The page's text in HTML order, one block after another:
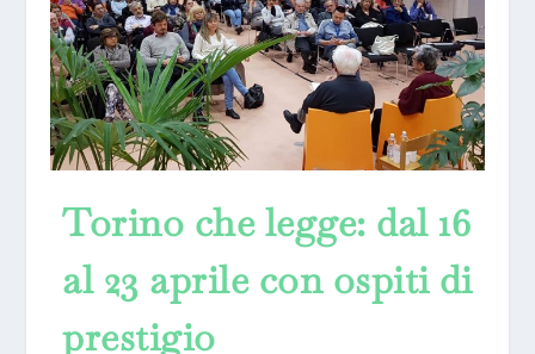
Torino che legge: dal 16
al 23 aprile con ospiti di
prestigio